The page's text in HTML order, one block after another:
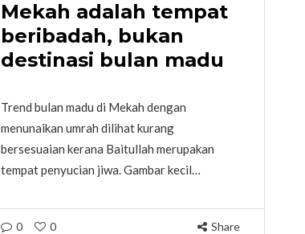
Mekah adalah tempat
beribadah, bukan
destinasi bulan madu
Trend bulan madu di Mekah dengan
menunaikan umrah dilihat kurang
bersesuaian kerana Baitullah merupakan
tempat penyucian jiwa. Gambar kecil…
0 0 Share